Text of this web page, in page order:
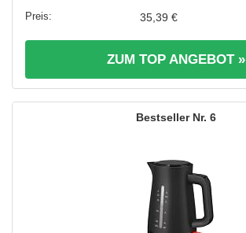
35,39 €
ZUM TOP ANGEBOT »
6